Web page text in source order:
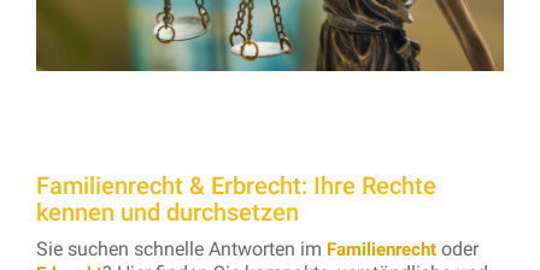
Familienrecht & Erbrecht: Ihre Rechte
kennen und durchsetzen
Sie suchen schnelle Antworten im Familienrecht oder